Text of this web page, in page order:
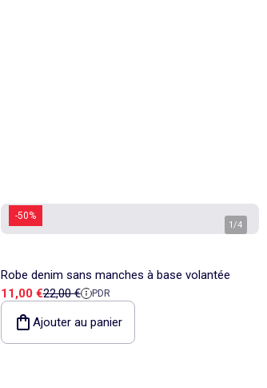
-50%
1/4
Robe denim sans manches à base volantée
Prix de vente
11,00 €Prix de référence
22,00 € PDR
Ajouter au panier